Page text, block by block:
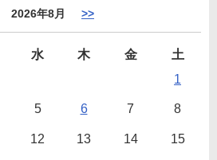
2026年8月 >>
水 木 金
土
1
5 6 7 8
12 13 14 15